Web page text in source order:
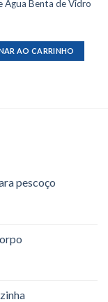
Água Benta de Vidro
AO CARRINHO
pescoço